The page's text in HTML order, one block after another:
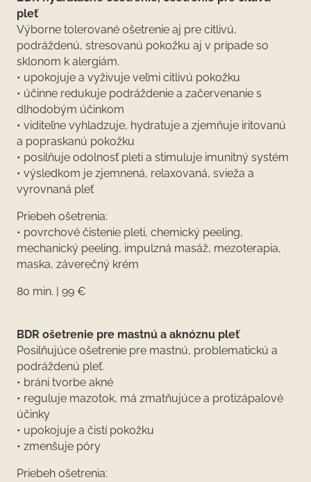
pleť
Výborne tolerované ošetrenie aj pre citlivú,
podráždenú, stresovanú pokožku aj v prípade so
sklonom k alergiám.
• upokojuje a vyživuje veľmi citlivú pokožku
• účinne redukuje podráždenie a začervenanie s
dlhodobým účinkom
• viditeľne vyhladzuje, hydratuje a zjemňuje iritovanú
a popraskanú pokožku
• posilňuje odolnosť pleti a stimuluje imunitný systém
• výsledkom je zjemnená, relaxovaná, svieža a
vyrovnaná pleť
Priebeh ošetrenia:
• povrchové čistenie pleti, chemický peeling,
mechanický peeling, impulzná masáž, mezoterapia,
maska, záverečný krém
80 min. | 99 €
BDR ošetrenie pre mastnú a aknóznu pleť
Posilňujúce ošetrenie pre mastnú, problematickú a
podráždenú pleť.
• bráni tvorbe akné
• reguluje mazotok, má zmatňujúce a protizápalové
účinky
• upokojuje a čistí pokožku
• zmenšuje póry
Priebeh ošetrenia: